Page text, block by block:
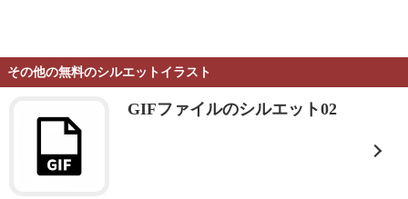
その他の無料のシルエットイラスト
GIFファイルのシルエット02